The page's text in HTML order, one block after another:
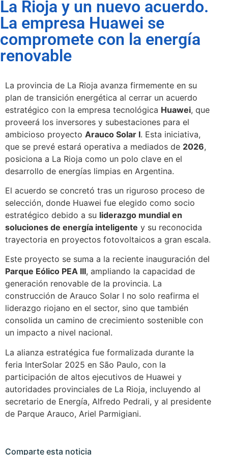
La Rioja y un nuevo acuerdo.
La empresa Huawei se
compromete con la energía
renovable
La provincia de La Rioja avanza firmemente en su
plan de transición energética al cerrar un acuerdo
estratégico con la empresa tecnológica Huawei, que
proveerá los inversores y subestaciones para el
ambicioso proyecto Arauco Solar I. Esta iniciativa,
que se prevé estará operativa a mediados de 2026,
posiciona a La Rioja como un polo clave en el
desarrollo de energías limpias en Argentina.
El acuerdo se concretó tras un riguroso proceso de
selección, donde Huawei fue elegido como socio
estratégico debido a su liderazgo mundial en
soluciones de energía inteligente y su reconocida
trayectoria en proyectos fotovoltaicos a gran escala.
Este proyecto se suma a la reciente inauguración del
Parque Eólico PEA III, ampliando la capacidad de
generación renovable de la provincia. La
construcción de Arauco Solar I no solo reafirma el
liderazgo riojano en el sector, sino que también
consolida un camino de crecimiento sostenible con
un impacto a nivel nacional.
La alianza estratégica fue formalizada durante la
feria InterSolar 2025 en São Paulo, con la
participación de altos ejecutivos de Huawei y
autoridades provinciales de La Rioja, incluyendo al
secretario de Energía, Alfredo Pedrali, y al presidente
de Parque Arauco, Ariel Parmigiani.
Comparte esta noticia